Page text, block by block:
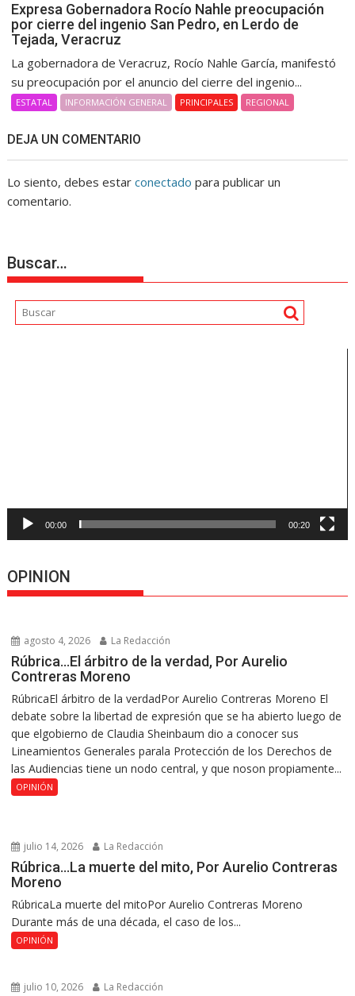
Expresa Gobernadora Rocío Nahle preocupación
por cierre del ingenio San Pedro, en Lerdo de
Tejada, Veracruz
La gobernadora de Veracruz, Rocío Nahle García, manifestó
su preocupación por el anuncio del cierre del ingenio...
ESTATAL INFORMACIÓN GENERAL PRINCIPALES REGIONAL
DEJA UN COMENTARIO
Lo siento, debes estarconectado para publicar un
comentario.
Buscar…
00:00 00:20
OPINION
agosto 4, 2026 La Redacción
Rúbrica…El árbitro de la verdad, Por Aurelio
Contreras Moreno
RúbricaEl árbitro de la verdadPor Aurelio Contreras Moreno El
debate sobre la libertad de expresión que se ha abierto luego de
que elgobierno de Claudia Sheinbaum dio a conocer sus
Lineamientos Generales parala Protección de los Derechos de
las Audiencias tiene un nodo central, y que noson propiamente...
OPINIÓN
julio 14, 2026 La Redacción
Rúbrica…La muerte del mito, Por Aurelio Contreras
Moreno
RúbricaLa muerte del mitoPor Aurelio Contreras Moreno
Durante más de una década, el caso de los...
OPINIÓN
julio 10, 2026 La Redacción